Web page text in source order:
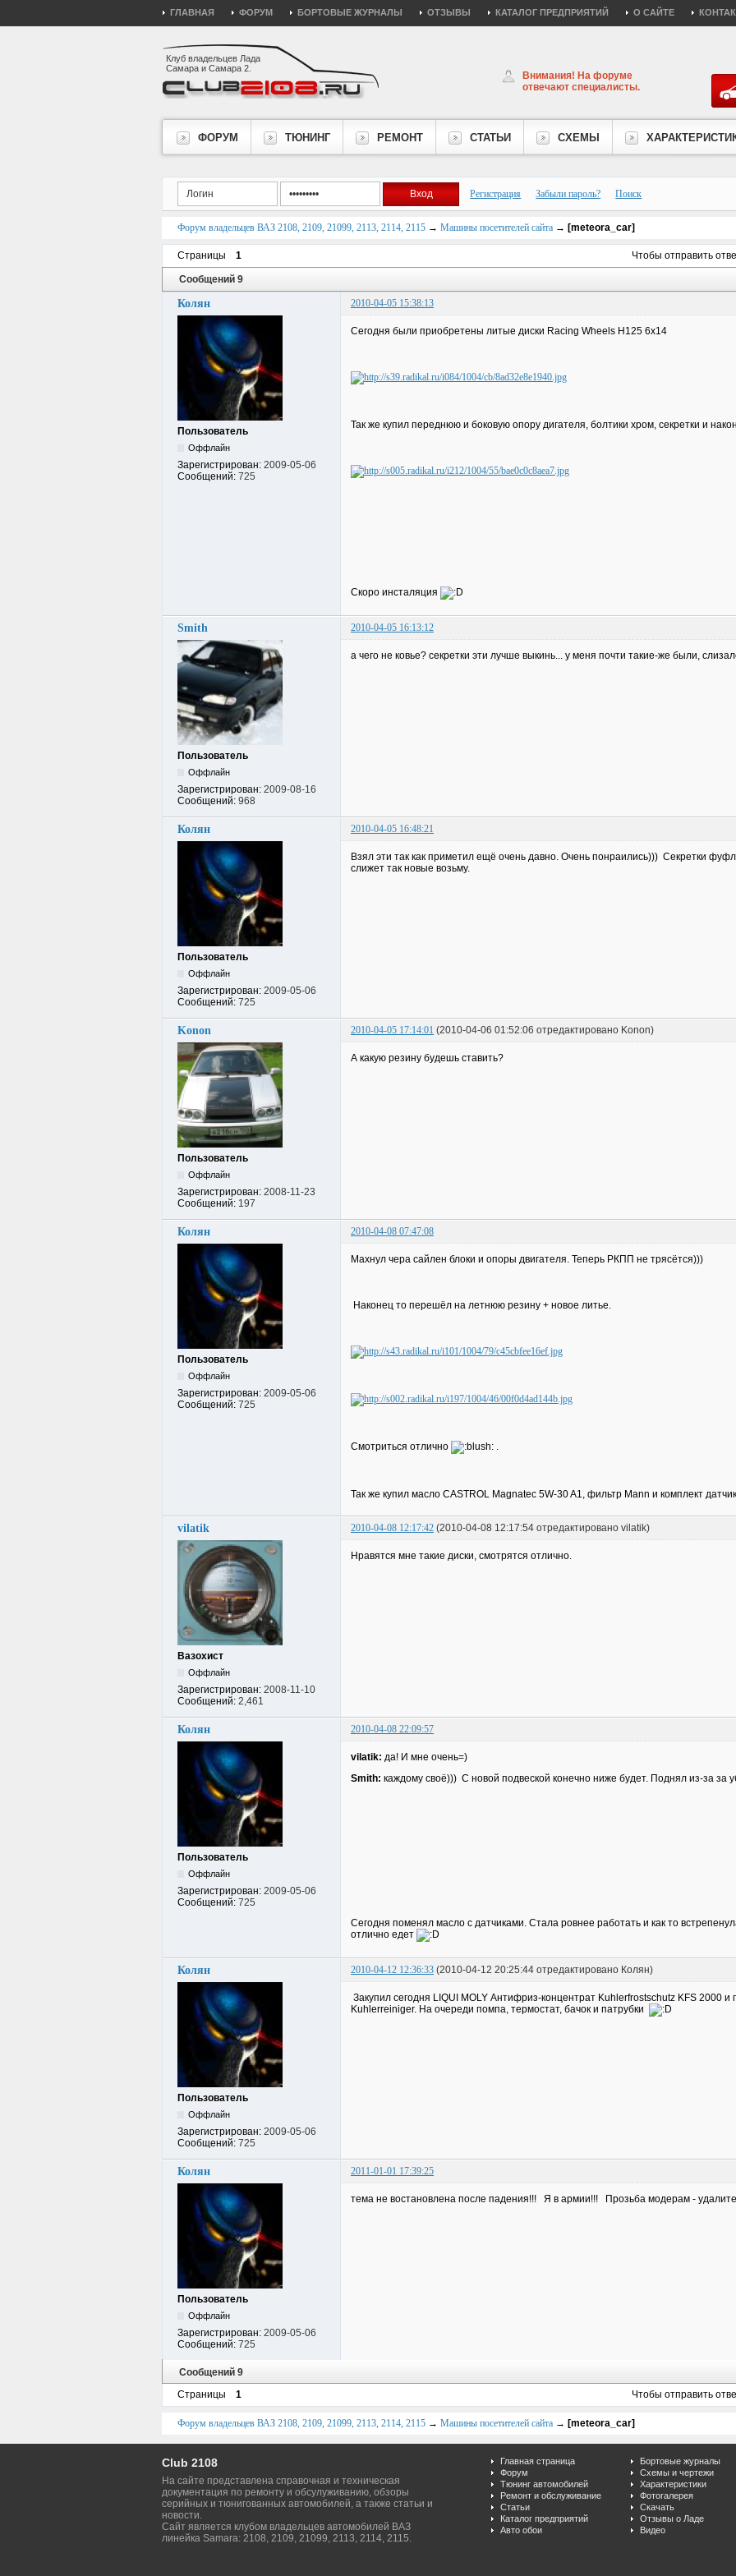
ГЛАВНАЯ ФОРУМ БОРТОВЫЕ ЖУРНАЛЫ ОТЗЫВЫ КАТАЛОГ ПРЕДПРИЯТИЙ О САЙТЕ
Клуб владельцев Лада
Самара и Самара 2.
Внимания! На форуме
отвечают специалисты.
ФОРУМ ТЮНИНГ РЕМОНТ СТАТЬИ СХЕМЫ
Регистрация Забыли пароль? Поиск
Форум владельцев ВАЗ 2108, 2109, 21099, 2113, 2114, 2115 → Машины посетителей сайта → [meteora_car]
Страницы 1 Чтобы отправить
Сообщений 9
Колян 2010-04-05 15:38:13
Пользователь
Оффлайн
Зарегистрирован: 2009-05-06
Сообщений: 725
Сегодня были приобретены литые диски Racing Wheels H125 6x14
Так же купил переднюю и боковую опору дигателя, болтики хром, секретки и
Скоро инсталяция
Smith 2010-04-05 16:13:12
Пользователь
Оффлайн
Зарегистрирован: 2009-08-16
Сообщений: 968
а чего не ковье? секретки эти лучше выкинь... у меня почти такие-же были,
Колян 2010-04-05 16:48:21
Пользователь
Оффлайн
Зарегистрирован: 2009-05-06
Сообщений: 725
Взял эти так как приметил ещё очень давно. Очень понраились))) Секретки
слижет так новые возьму.
Konon 2010-04-05 17:14:01 (2010-04-06 01:52:06 отредактировано Konon)
Пользователь
Оффлайн
Зарегистрирован: 2008-11-23
Сообщений: 197
А какую резину будешь ставить?
Колян 2010-04-08 07:47:08
Пользователь
Оффлайн
Зарегистрирован: 2009-05-06
Сообщений: 725
Махнул чера сайлен блоки и опоры двигателя. Теперь РКПП не трясётся)))
Наконец то перешёл на летнюю резину + новое литье.
Смотриться отлично .
Так же купил масло CASTROL Magnatec 5W-30 A1, фильтр Mann и комплект
vilatik 2010-04-08 12:17:42 (2010-04-08 12:17:54 отредактировано vilatik)
Вазохист
Оффлайн
Зарегистрирован: 2008-11-10
Сообщений: 2,461
Нравятся мне такие диски, смотрятся отлично.
Колян 2010-04-08 22:09:57
Пользователь
Оффлайн
Зарегистрирован: 2009-05-06
Сообщений: 725
vilatik: да! И мне очень=)
Smith: каждому своё))) С новой подвеской конечно ниже будет. Поднял из-за за
Сегодня поменял масло с датчиками. Стала ровнее работать и как то
отлично едет
Колян 2010-04-12 12:36:33 (2010-04-12 20:25:44 отредактировано Колян)
Пользователь
Оффлайн
Зарегистрирован: 2009-05-06
Сообщений: 725
Закупил сегодня LIQUI MOLY Антифриз-концентрат Kuhlerfrostschutz KFS 2000
Kuhlerreiniger. На очереди помпа, термостат, бачок и патрубки
Колян 2011-01-01 17:39:25
Пользователь
Оффлайн
Зарегистрирован: 2009-05-06
Сообщений: 725
тема не востановлена после падения!!! Я в армии!!! Прозьба модерам -
Сообщений 9
Страницы
1 Чтобы отправить
Форум владельцев ВАЗ 2108, 2109, 21099, 2113, 2114, 2115 → Машины посетителей сайта → [meteora_car]
Club 2108
На сайте представлена справочная и техническая
документация по ремонту и обсулуживанию, обзоры
серийных и тюнигованных автомобилей, а также статьи и
новости.
Сайт является клубом владельцев автомобилей ВАЗ
линейка Samara: 2108, 2109, 21099, 2113, 2114, 2115.
Главная страница
Форум
Тюнинг автомобилей
Ремонт и обслуживание
Статьи
Каталог предприятий
Авто обои
Бортовые журналы
Схемы и чертежи
Характеристики
Фотогалерея
Скачать
Отзывы о Ладе
Видео